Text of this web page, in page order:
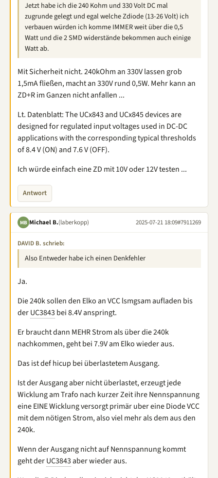
Jetzt habe ich die 240 Kohm und 330 Volt DC mal
zugrunde gelegt und egal welche Zdiode (13-26 Volt) ich
verbauen würden ich komme IMMER weit über die 0,5
Watt und die 2 SMD widerstände bekommen auch einige
Watt ab.
Mit Sicherheit nicht. 240kOhm an 330V lassen grob
1,5mA fließen, macht an 330V rund 0,5W. Mehr kann an
ZD+R im Ganzen nicht anfallen ...
Lt. Datenblatt: The UCx843 and UCx845 devices are
designed for regulated input voltages used in DC-DC
applications with the corresponding typical thresholds
of 8.4 V (ON) and 7.6 V (OFF).
Ich würde einfach eine ZD mit 10V oder 12V testen ...
Antwort
MB Michael B.(laberkopp) 2025-07-21 18:09#7911269
DAVID B. schrieb:
Also Entweder habe ich einen Denkfehler
Ja.
Die 240k sollen den Elko an VCC lsmgsam aufladen bis
derUC3843 bei 8.4V anspringt.
Er braucht dann MEHR Strom als über die 240k
nachkommen, geht bei 7.9V am Elko wieder aus.
Das ist def hicup bei überlastetem Ausgang.
Ist der Ausgang aber nicht überlastet, erzeugt jede
Wicklung am Trafo nach kurzer Zeit ihre Nennspannung
eine EINE Wicklung versorgt primär uber eine Diode VCC
mit dem nötigen Strom, also viel mehr als dem aus den
240k.
Wenn der Ausgang nicht auf Nennspannung kommt
geht derUC3843aber wieder aus.